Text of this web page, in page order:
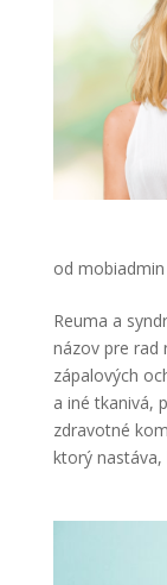
od mobiadmin
Reuma a
názov pre rad
zápalových
a iné tkanivá,
zdravotné
ktorý nastáva,